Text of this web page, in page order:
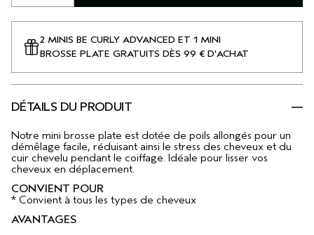
2 MINIS BE CURLY ADVANCED ET 1 MINI
BROSSE PLATE GRATUITS DÈS 99 € D'ACHAT
DÉTAILS DU PRODUIT
Notre mini brosse plate est dotée de poils allongés pour un
démêlage facile, réduisant ainsi le stress des cheveux et du
cuir chevelu pendant le coiffage. Idéale pour lisser vos
cheveux en déplacement.
CONVIENT POUR
* Convient à tous les types de cheveux
AVANTAGES